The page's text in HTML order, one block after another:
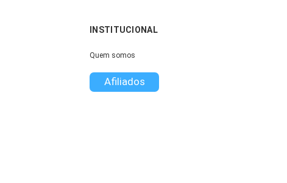
INSTITUCIONAL
Quem somos
Afiliados